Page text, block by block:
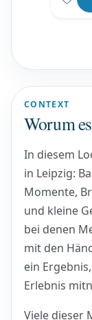
CONTEXT
Worum
In diesem
in Leipzig:
Momente,
und kleine
bei denen
mit den
ein
Erlebnis
Viele dieser